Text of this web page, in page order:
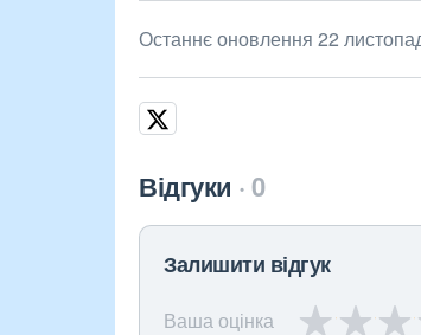
Останнє оновлення 22
Відгуки 0
Залишити відгук
Ваша оцінка